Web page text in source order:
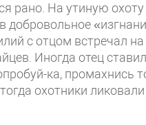
рано. На утиную
с отцом встречал
Иногда отец
ка, промахнись
охотники ликовали